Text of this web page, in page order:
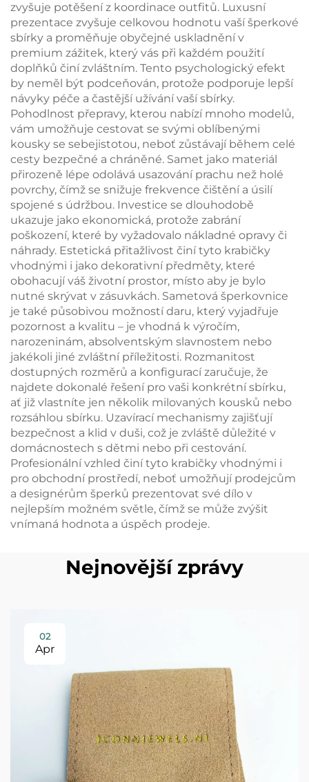
zvyšuje potěšení z koordinace outfitů. Luxusní
prezentace zvyšuje celkovou hodnotu vaší šperkové
sbírky a proměňuje obyčejné uskladnění v
premium zážitek, který vás při každém použití
doplňků činí zvláštním. Tento psychologický efekt
by neměl být podceňován, protože podporuje lepší
návyky péče a častější užívání vaší sbírky.
Pohodlnost přepravy, kterou nabízí mnoho modelů,
vám umožňuje cestovat se svými oblíbenými
kousky se sebejistotou, neboť zůstávají během celé
cesty bezpečné a chráněné. Samet jako materiál
přirozeně lépe odolává usazování prachu než holé
povrchy, čímž se snižuje frekvence čištění a úsilí
spojené s údržbou. Investice se dlouhodobě
ukazuje jako ekonomická, protože zabrání
poškození, které by vyžadovalo nákladné opravy či
náhrady. Estetická přitažlivost činí tyto krabičky
vhodnými i jako dekorativní předměty, které
obohacují váš životní prostor, místo aby je bylo
nutné skrývat v zásuvkách. Sametová šperkovnice
je také působivou možností daru, který vyjadřuje
pozornost a kvalitu – je vhodná k výročím,
narozeninám, absolventským slavnostem nebo
jakékoli jiné zvláštní příležitosti. Rozmanitost
dostupných rozměrů a konfigurací zaručuje, že
najdete dokonalé řešení pro vaši konkrétní sbírku,
ať již vlastníte jen několik milovaných kousků nebo
rozsáhlou sbírku. Uzavírací mechanismy zajišťují
bezpečnost a klid v duši, což je zvláště důležité v
domácnostech s dětmi nebo při cestování.
Profesionální vzhled činí tyto krabičky vhodnými i
pro obchodní prostředí, neboť umožňují prodejcům
a designérům šperků prezentovat své dílo v
nejlepším možném světle, čímž se může zvýšit
vnímaná hodnota a úspěch prodeje.
Nejnovější zprávy
02
Apr